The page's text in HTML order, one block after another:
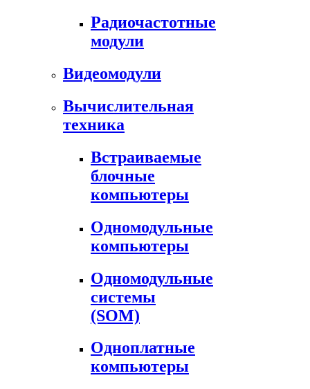
Радиочастотные
модули
Видеомодули
Вычислительная
техника
Встраиваемые
блочные
компьютеры
Одномодульные
компьютеры
Одномодульные
системы
(SOM)
Одноплатные
компьютеры